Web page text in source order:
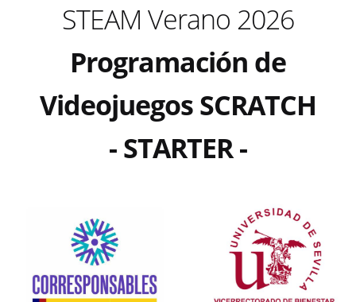
STEAM Verano 2026
Programación de
Videojuegos SCRATCH
- STARTER -